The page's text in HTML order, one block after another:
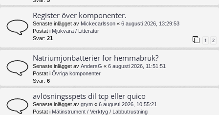
Register över komponenter.
Senaste inlägget av Mickecarlsson « 6 augusti 2026, 13:29:53
Postat i Mjukvara / Litteratur
Svar: 21 1 2
Natriumjonbatterier för hemmabruk?
Senaste inlägget av AndersG « 6 augusti 2026, 11:51:51
Postat i Övriga komponenter
Svar: 6
avlösningsspets dil tcp eller quico
Senaste inlägget av grym « 6 augusti 2026, 10:55:21
Postat i Mätinstrument / Verktyg / Labbutrustning